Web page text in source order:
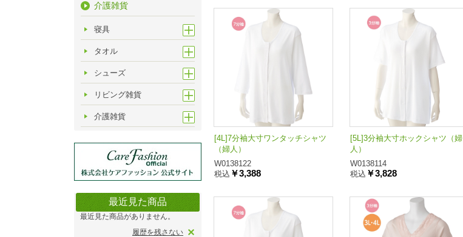
介護雑貨
寝具
タオル
シューズ
リビング雑貨
介護雑貨
最近見た商品
最近見た商品がありません。
履歴を残さない
[4L]7分袖大寸ワンタッチシャツ
（婦人）
W0138122
税込 ￥3,388
[5L]3分袖大寸ホックシャツ（婦
人）
W0138114
税込 ￥3,828